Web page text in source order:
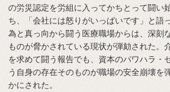
の労災認定を労組に入ってかちとって闘い
ち、「会社には怒りがいっぱいです」と語
為と真っ向から闘う医療職場からは、深刻
ものが脅かされている現状が弾劾された。
を求めて闘う報告でも、資本のパワハラ・
う自身の存在そのものが職場の安全崩壊を
かにされた。